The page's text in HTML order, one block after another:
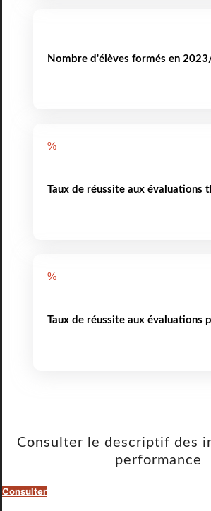
Nombre d'élèves formés en
%
Taux de réussite aux évaluations
%
Taux de réussite aux évaluations
Consulter le descriptif des
performance
Consulter